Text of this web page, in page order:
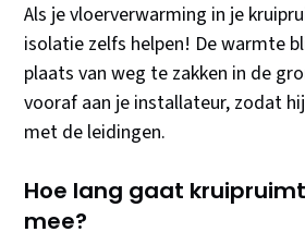
Als je vloerverwarming in je
isolatie zelfs helpen! De warmte
plaats van weg te zakken in de
vooraf aan je installateur, zodat
met de leidingen.
Hoe lang gaat
mee?